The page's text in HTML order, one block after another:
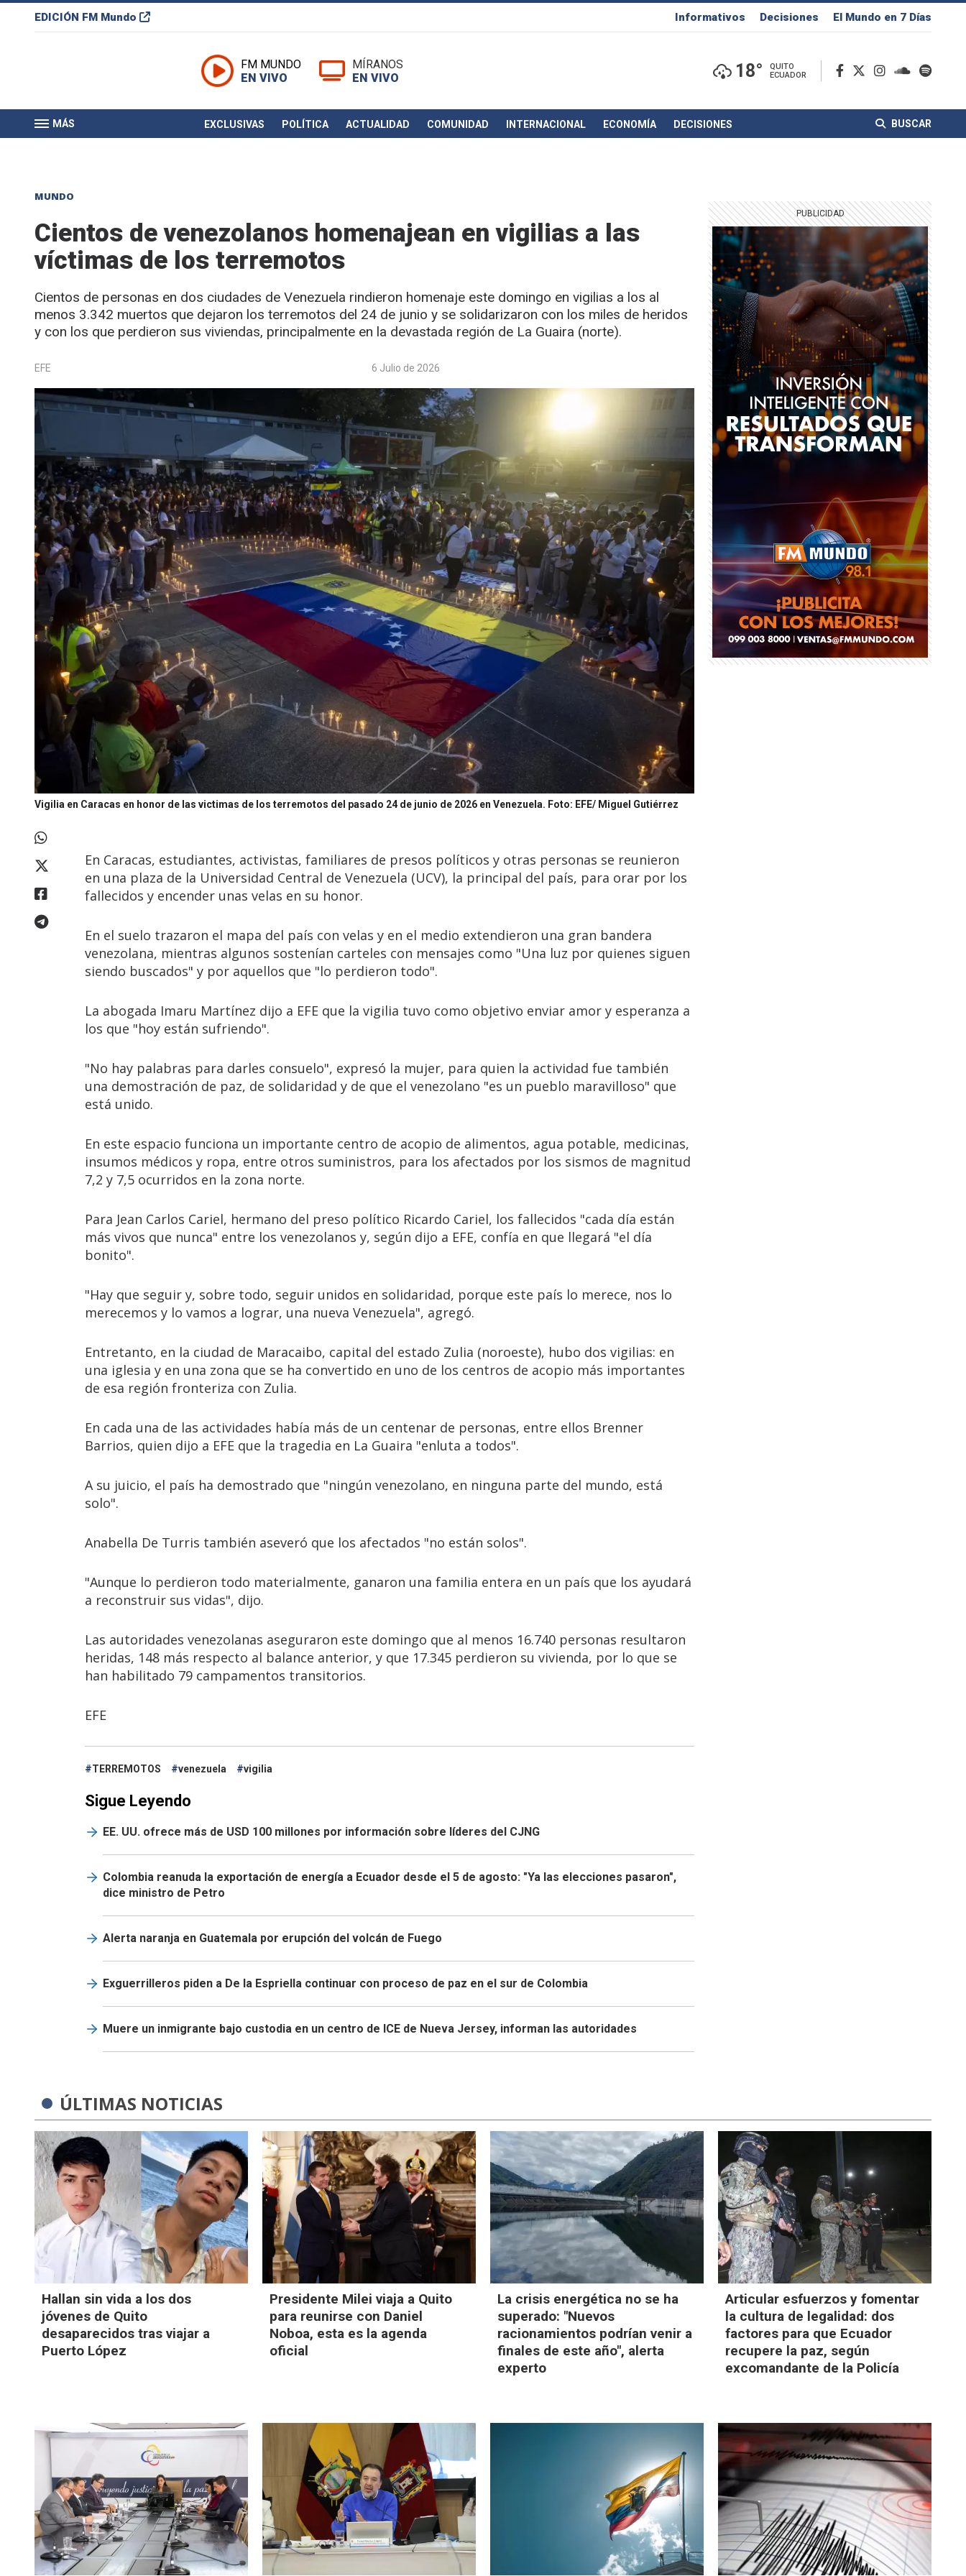
EDICIÓN FM Mundo Informativos Decisiones El Mundo en 7 Días
FM MUNDO
EN VIVO
MÍRANOS
EN VIVO
18°
QUITO
ECUADOR
MÁS EXCLUSIVAS POLÍTICA ACTUALIDAD COMUNIDAD INTERNACIONAL ECONOMÍA DECISIONES BUSCAR
MUNDO
Cientos de venezolanos homenajean en vigilias a las
víctimas de los terremotos
Cientos de personas en dos ciudades de Venezuela rindieron homenaje este domingo en vigilias a los al
menos 3.342 muertos que dejaron los terremotos del 24 de junio y se solidarizaron con los miles de heridos
y con los que perdieron sus viviendas, principalmente en la devastada región de La Guaira (norte).
EFE 6 Julio de 2026
Vigilia en Caracas en honor de las victimas de los terremotos del pasado 24 de junio de 2026 en Venezuela. Foto: EFE/ Miguel Gutiérrez
En Caracas, estudiantes, activistas, familiares de presos políticos y otras personas se reunieron
en una plaza de la Universidad Central de Venezuela (UCV), la principal del país, para orar por los
fallecidos y encender unas velas en su honor.
En el suelo trazaron el mapa del país con velas y en el medio extendieron una gran bandera
venezolana, mientras algunos sostenían carteles con mensajes como "Una luz por quienes siguen
siendo buscados" y por aquellos que "lo perdieron todo".
La abogada Imaru Martínez dijo a EFE que la vigilia tuvo como objetivo enviar amor y esperanza a
los que "hoy están sufriendo".
"No hay palabras para darles consuelo", expresó la mujer, para quien la actividad fue también
una demostración de paz, de solidaridad y de que el venezolano "es un pueblo maravilloso" que
está unido.
En este espacio funciona un importante centro de acopio de alimentos, agua potable, medicinas,
insumos médicos y ropa, entre otros suministros, para los afectados por los sismos de magnitud
7,2 y 7,5 ocurridos en la zona norte.
Para Jean Carlos Cariel, hermano del preso político Ricardo Cariel, los fallecidos "cada día están
más vivos que nunca" entre los venezolanos y, según dijo a EFE, confía en que llegará "el día
bonito".
"Hay que seguir y, sobre todo, seguir unidos en solidaridad, porque este país lo merece, nos lo
merecemos y lo vamos a lograr, una nueva Venezuela", agregó.
Entretanto, en la ciudad de Maracaibo, capital del estado Zulia (noroeste), hubo dos vigilias: en
una iglesia y en una zona que se ha convertido en uno de los centros de acopio más importantes
de esa región fronteriza con Zulia.
En cada una de las actividades había más de un centenar de personas, entre ellos Brenner
Barrios, quien dijo a EFE que la tragedia en La Guaira "enluta a todos".
A su juicio, el país ha demostrado que "ningún venezolano, en ninguna parte del mundo, está
solo".
Anabella De Turris también aseveró que los afectados "no están solos".
"Aunque lo perdieron todo materialmente, ganaron una familia entera en un país que los ayudará
a reconstruir sus vidas", dijo.
Las autoridades venezolanas aseguraron este domingo que al menos 16.740 personas resultaron
heridas, 148 más respecto al balance anterior, y que 17.345 perdieron su vivienda, por lo que se
han habilitado 79 campamentos transitorios.
EFE
TERREMOTOS venezuela vigilia
Sigue Leyendo
EE. UU. ofrece más de USD 100 millones por información sobre líderes del CJNG
Colombia reanuda la exportación de energía a Ecuador desde el 5 de agosto: "Ya las elecciones pasaron",
dice ministro de Petro
Alerta naranja en Guatemala por erupción del volcán de Fuego
Exguerrilleros piden a De la Espriella continuar con proceso de paz en el sur de Colombia
Muere un inmigrante bajo custodia en un centro de ICE de Nueva Jersey, informan las autoridades
ÚLTIMAS NOTICIAS
Hallan sin vida a los dos
jóvenes de Quito
desaparecidos tras viajar a
Puerto López
Presidente Milei viaja a Quito
para reunirse con Daniel
Noboa, esta es la agenda
oficial
La crisis energética no se ha
superado: "Nuevos
racionamientos podrían venir a
finales de este año", alerta
experto
Articular esfuerzos y fomentar
la cultura de legalidad: dos
factores para que Ecuador
recupere la paz, según
excomandante de la Policía